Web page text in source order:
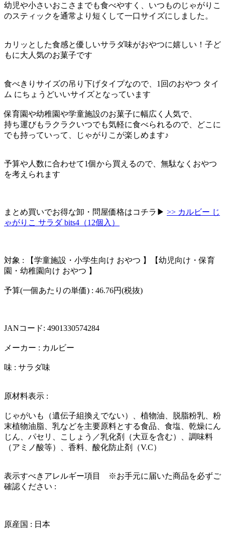
幼児や小さいおこさまでも食べやすく、いつものじゃがりこ
のスティックを通常より短くして一口サイズにしました。
カリッとした食感と優しいサラダ味がおやつに嬉しい！子ど
もに大人気のお菓子です
食べきりサイズの吊り下げタイプなので、1回のおやつ タイ
ム にちょうどいいサイズとなっています
保育園や幼稚園や学童施設のお菓子に幅広く人気で、
持ち運びもラクラクいつでも気軽に食べられるので、どこに
でも持っていって、じゃがりこが楽しめます♪
予算や人数に合わせて1個から買えるので、無駄なくおやつ
を考えられます
まとめ買いでお得な卸・問屋価格はコチラ▶︎ >> カルビー じ
ゃがりこ サラダ bits4（12個入）
対象 : 【学童施設・小学生向け おやつ 】【幼児向け・保育
園・幼稚園向け おやつ 】
予算(一個あたりの単価) : 46.76円(税抜)
JANコード: 4901330574284
メーカー : カルビー
味 : サラダ味
原材料表示 :
じゃがいも（遺伝子組換えでない）、植物油、脱脂粉乳、粉
末植物油脂、乳などを主要原料とする食品、食塩、乾燥にん
じん、パセリ、こしょう／乳化剤（大豆を含む）、調味料
（アミノ酸等）、香料、酸化防止剤（V.C）
表示すべきアレルギー項目 ※お手元に届いた商品を必ずご
確認ください :
原産国 : 日本